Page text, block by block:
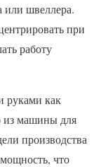
или швеллера.
при
работу
руками как
из машины для
производства
что